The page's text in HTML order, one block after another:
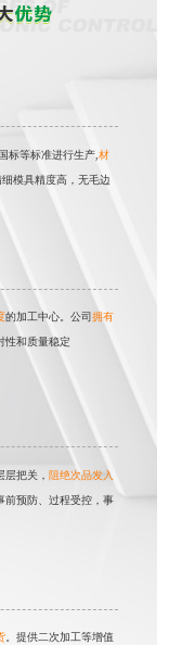
标等标准进行生产,材
细模具精度高，无毛边
的加工中心。公司拥有
性和质量稳定
层把关，阻绝次品发入
前预防、过程受控，事
。提供二次加工等增值